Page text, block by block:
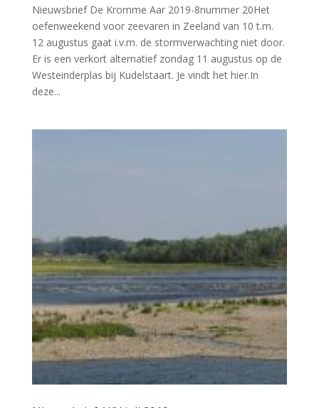
Nieuwsbrief De Kromme Aar 2019-8nummer 20Het
oefenweekend voor zeevaren in Zeeland van 10 t.m.
12 augustus gaat i.v.m. de stormverwachting niet door.
Er is een verkort alternatief zondag 11 augustus op de
Westeinderplas bij Kudelstaart. Je vindt het hier.In
deze...